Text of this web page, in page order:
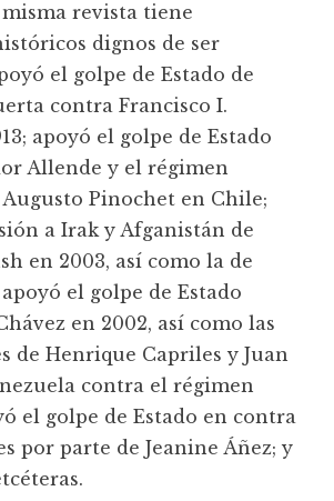
revista tiene
dignos de ser
el golpe de Estado de
contra Francisco I.
apoyó el golpe de Estado
Allende y el régimen
Pinochet en Chile;
a Irak y Afganistán de
en 2003, así como la de
el golpe de Estado
en 2002, así como las
de Henrique Capriles y Juan
contra el régimen
el golpe de Estado en contra
por parte de Jeanine Áñez; y